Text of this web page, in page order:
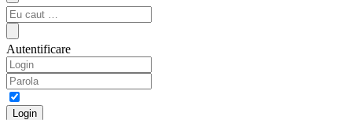
Autentificare